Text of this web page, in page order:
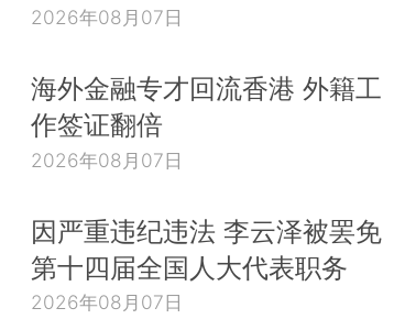
2026年08月07日
海外金融专才回流香港 外籍工
作签证翻倍
2026年08月07日
因严重违纪违法 李云泽被罢免
第十四届全国人大代表职务
2026年08月07日